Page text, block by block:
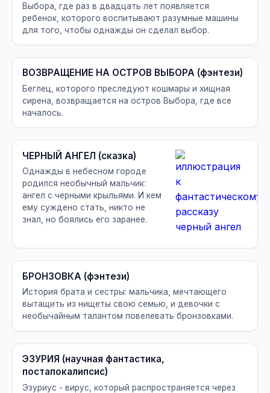
Выбора, где раз в двадцать лет появляется
ребенок, которого воспитывают разумные машины
для того, чтобы однажды он сделал выбор.
ВОЗВРАЩЕНИЕ НА ОСТРОВ ВЫБОРА (фэнтези)
Беглец, которого преследуют кошмары и хищная
сирена, возвращается на остров Выбора, где все
началось.
ЧЕРНЫЙ АНГЕЛ (сказка)
Однажды в небесном городе
родился необычный мальчик:
ангел с черными крыльями. И кем
ему суждено стать, никто не
знал, но боялись его заранее.
БРОНЗОВКА (фэнтези)
История брата и сестры: мальчика, мечтающего
вытащить из нищеты свою семью, и девочки с
необычайным талантом повелевать бронзовками.
ЭЗУРИЯ (научная фантастика,
постапокалипсис)
Эзуриус - вирус, который распространяется через